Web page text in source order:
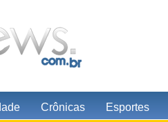
Crônicas Esportes